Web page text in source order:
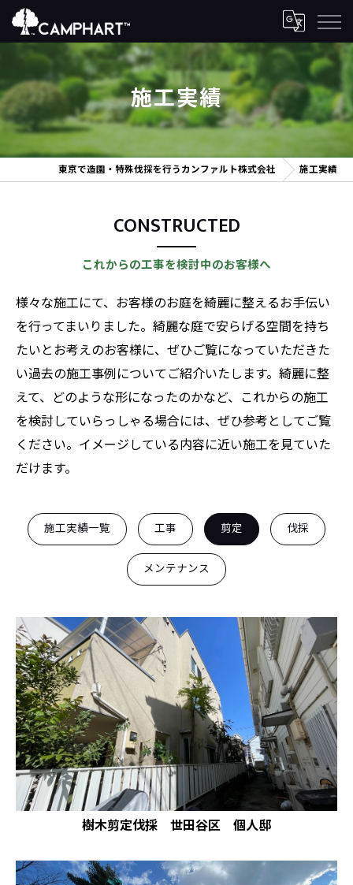
施工実績
東京で造園・特殊伐採を行うカンファルト株式会社 施工実績
CONSTRUCTED
これからの工事を検討中のお客様へ
様々な施工にて、お客様のお庭を綺麗に整えるお手伝い
を行ってまいりました。綺麗な庭で安らげる空間を持ち
たいとお考えのお客様に、ぜひご覧になっていただきた
い過去の施工事例についてご紹介いたします。綺麗に整
えて、どのような形になったのかなど、これからの施工
を検討していらっしゃる場合には、ぜひ参考としてご覧
ください。イメージしている内容に近い施工を見ていた
だけます。
施工実績一覧 工事 剪定 伐採
メンテナンス
樹木剪定伐採 世田谷区 個人邸